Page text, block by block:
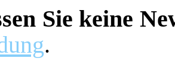
Sie keine
.